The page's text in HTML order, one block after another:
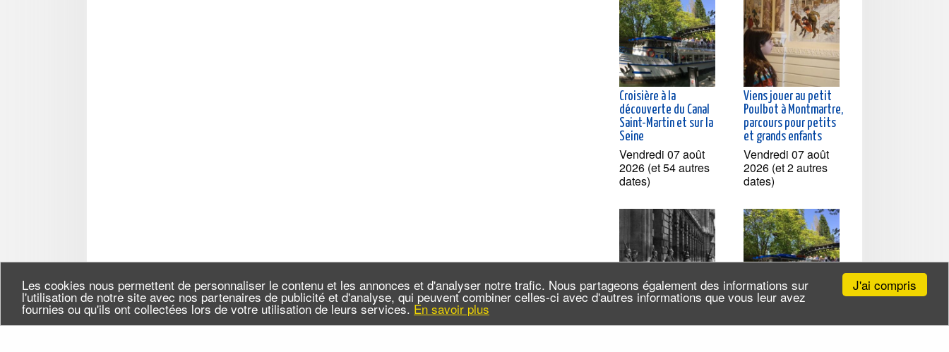
J'ai compris
Les cookies nous permettent de personnaliser le contenu et les annonces et d'analyser notre trafic. Nous partageons également des informations sur
l'utilisation de notre site avec nos partenaires de publicité et d'analyse, qui peuvent combiner celles-ci avec d'autres informations que vous leur avez
fournies ou qu'ils ont collectées lors de votre utilisation de leurs services. En savoir plus
Croisière à la
découverte du Canal
Saint-Martin et sur la
Seine
Vendredi 07 août
2026 (et 54 autres
dates)
Viens jouer au petit
Poulbot à Montmartre,
parcours pour petits
et grands enfants
Vendredi 07 août
2026 (et 2 autres
dates)
Libération, Paris entre
découverte du Canal